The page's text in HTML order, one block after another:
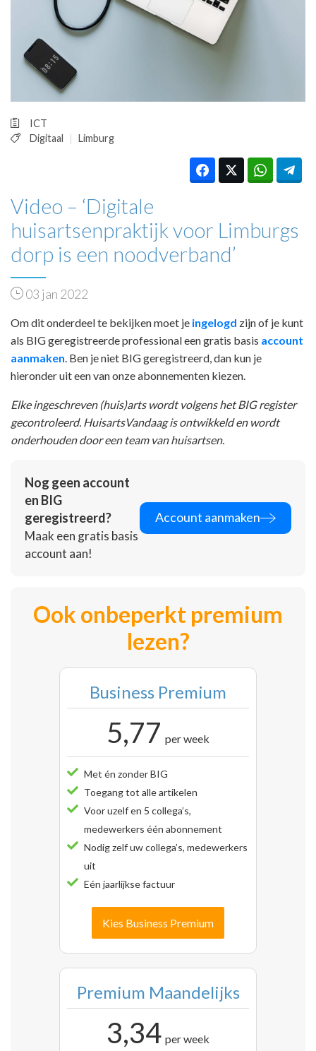
PRAKTIJKZAKEN
TARIEVEN
MEDISCHE VAKHANDEL
INLOGGEN
ICT
Digitaal
Limburg
Video – ‘Digitale
huisartsenpraktijk voor Limburgs
dorp is een noodverband’
03 jan 2022
Om dit onderdeel te bekijken moet je ingelogd zijn of je kunt
als BIG geregistreerde professional een gratis basis account
aanmaken. Ben je niet BIG geregistreerd, dan kun je
hieronder uit een van onze abonnementen kiezen.
Elke ingeschreven (huis)arts wordt volgens het BIG register
gecontroleerd. HuisartsVandaag is ontwikkeld en wordt
onderhouden door een team van huisartsen.
Nog geen account
en BIG
geregistreerd?
Maak een gratis basis
account aan!
Account aanmaken
Ook onbeperkt premium
lezen?
Business Premium
5,77 per week
Met én zonder BIG
Toegang tot alle artikelen
Voor uzelf en 5 collega’s,
medewerkers één abonnement
Nodig zelf uw collega’s, medewerkers
uit
Eén jaarlijkse factuur
Kies Business Premium
Premium Maandelijks
3,34 per week